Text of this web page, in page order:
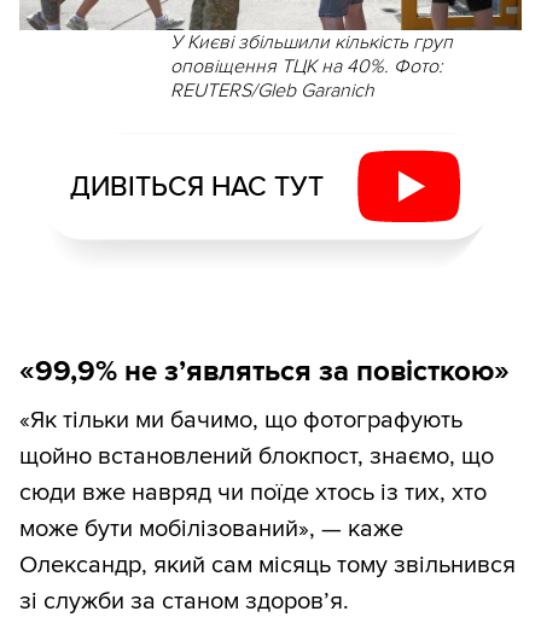
У Києві збільшили кількість груп
оповіщення ТЦК на 40%. Фото:
REUTERS/Gleb Garanich
ДИВІТЬСЯ НАС ТУТ
«99,9% не з’являться за повісткою»
«Як тільки ми бачимо, що фотографують
щойно встановлений блокпост, знаємо, що
сюди вже навряд чи поїде хтось із тих, хто
може бути мобілізований», — каже
Олександр, який сам місяць тому звільнився
зі служби за станом здоров’я.